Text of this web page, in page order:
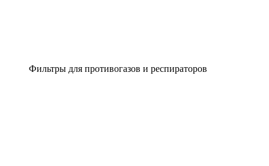
Фильтры для противогазов и респираторов